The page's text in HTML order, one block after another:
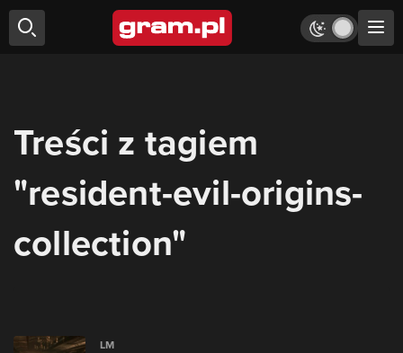
Treści z tagiem
"resident-evil-origins-
collection"
LM